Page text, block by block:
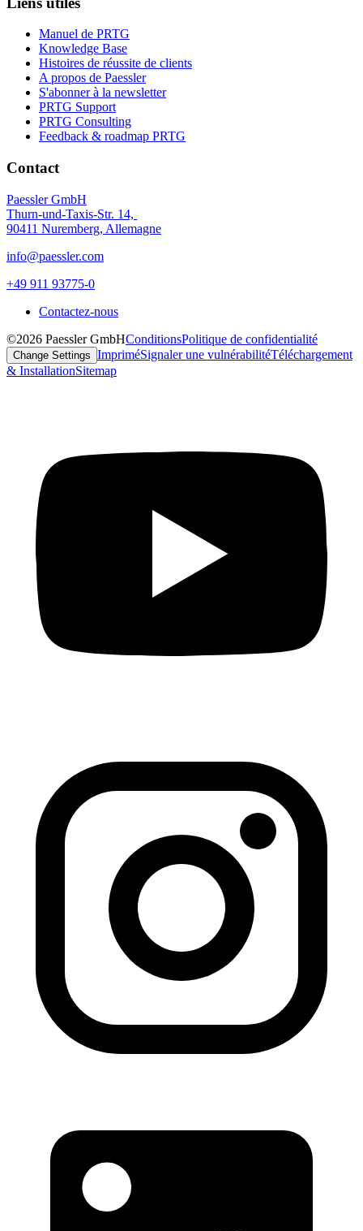
Manuel de PRTG
Knowledge Base
Histoires de réussite de clients
A propos de Paessler
S'abonner à la newsletter
PRTG Support
PRTG Consulting
Feedback & roadmap PRTG
Contact
Paessler GmbH
Thurn-und-Taxis-Str. 14,
90411 Nuremberg, Allemagne
info@paessler.com
+49 911 93775-0
Contactez-nous
©2026 Paessler GmbHConditionsPolitique de confidentialité
Change Settings ImpriméSignaler une vulnérabilitéTéléchargement
& InstallationSitemap